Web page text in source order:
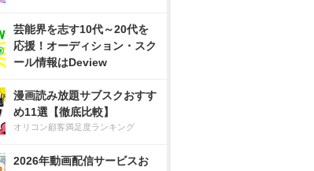
芸能界を志す10代～20代を
応援！オーディション・スク
ール情報はDeview
漫画読み放題サブスクおすす
め11選【徹底比較】
オリコン顧客満足度ランキング
2026年動画配信サービスお